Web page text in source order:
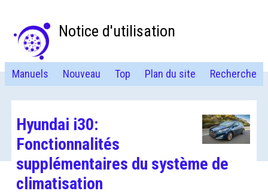
Notice d'utilisation
Manuels Nouveau Top Plan du site Recherche
Hyundai i30:
Fonctionnalités
supplémentaires du système de
climatisation